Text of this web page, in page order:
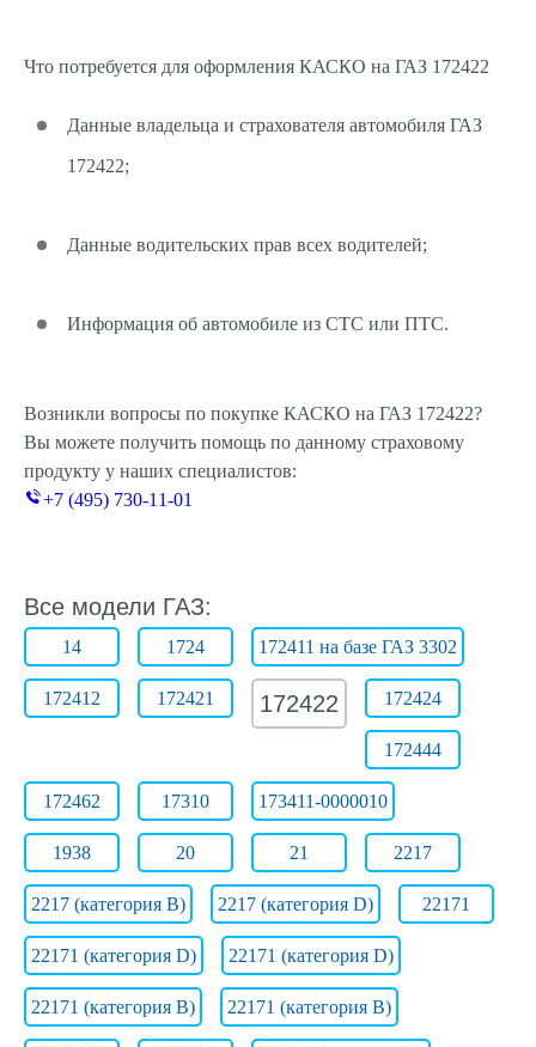
Что потребуется для оформления КАСКО на ГАЗ 172422
Данные владельца и страхователя автомобиля ГАЗ
172422;
Данные водительских прав всех водителей;
Информация об автомобиле из СТС или ПТС.
Возникли вопросы по покупке КАСКО на ГАЗ 172422?
Вы можете получить помощь по данному страховому
продукту у наших специалистов:
+7 (495) 730-11-01
Все модели ГАЗ:
14 1724 172411 на базе ГАЗ 3302
172412 172421 172422 172424
172444
172462 17310 173411-0000010
1938 20 21 2217
2217 (категория B) 2217 (категория D) 22171
22171 (категория D) 22171 (категория D)
22171 (категория В) 22171 (категория В)